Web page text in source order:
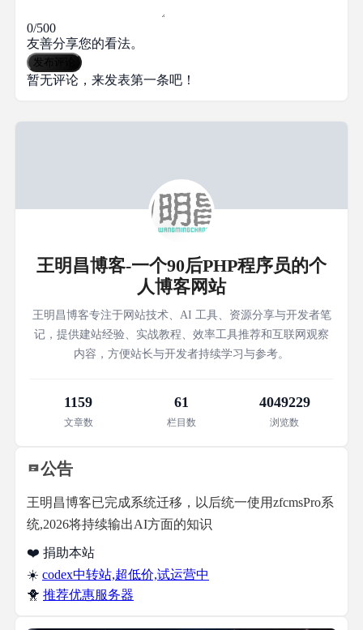
0/500
友善分享您的看法。
发布评论
暂无评论，来发表第一条吧！
王明昌博客-一个90后PHP程序员的个
人博客网站
王明昌博客专注于网站技术、AI 工具、资源分享与开发者笔
记，提供建站经验、实战教程、效率工具推荐和互联网观察
内容，方便站长与开发者持续学习与参考。
1159
文章数
61
栏目数
4049229
浏览数
公告
王明昌博客已完成系统迁移，以后统一使用zfcmsPro系
统,2026将持续输出AI方面的知识
❤️ 捐助本站
☀️ codex中转站,超低价,试运营中
🐥 推荐优惠服务器